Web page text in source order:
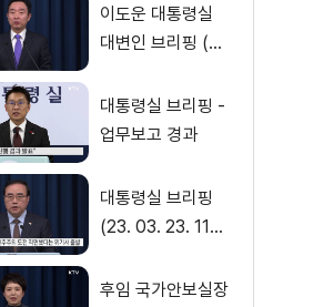
이도운 대통령실
대변인 브리핑 (2
대통령실 브리핑 -
업무보고 경과
대통령실 브리핑
(23. 03. 23. 11
후임 국가안보실장